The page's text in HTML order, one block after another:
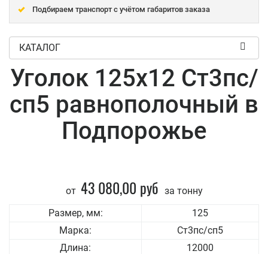
Подбираем транспорт с учётом габаритов заказа
КАТАЛОГ
Уголок 125x12 Ст3пс/
сп5 равнополочный в
Подпорожье
от 43 080,00 руб за тонну
Размер, мм:
125
Марка:
Ст3пс/сп5
Длина:
12000